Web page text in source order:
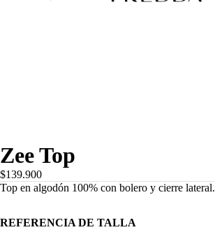
Zee Top
$139.900
Top en algodón 100% con bolero y cierre lateral.
REFERENCIA DE TALLA